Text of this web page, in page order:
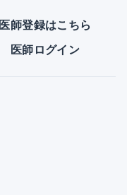
医師登録はこちら
医師ログイン